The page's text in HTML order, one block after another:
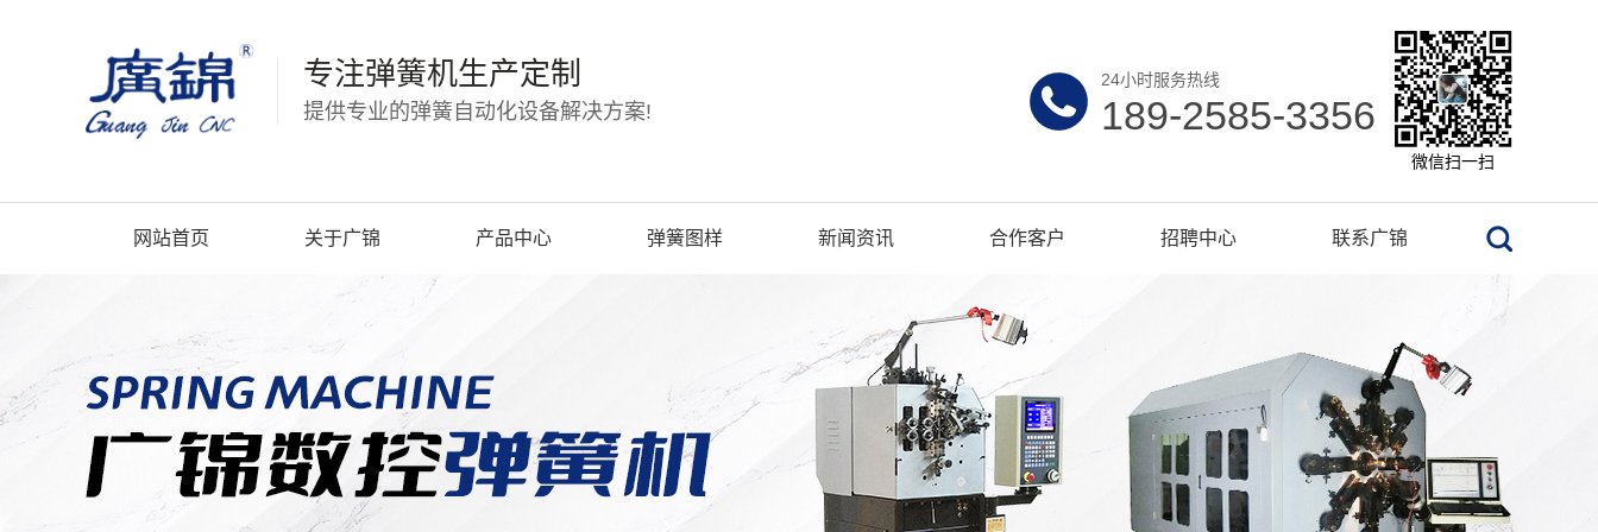
专注弹簧机生产定制
提供专业的弹簧自动化设备解决方案!
24小时服务热线
189-2585-3356
微信扫一扫
网站首页 关于广锦 产品中心 弹簧图样 新闻资讯 合作客户 招聘中心 联系广锦